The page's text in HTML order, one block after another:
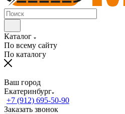
Каталог
По всему сайту
По каталогу
Ваш город
Екатеринбург
+7 (912) 695-50-90
Заказать звонок